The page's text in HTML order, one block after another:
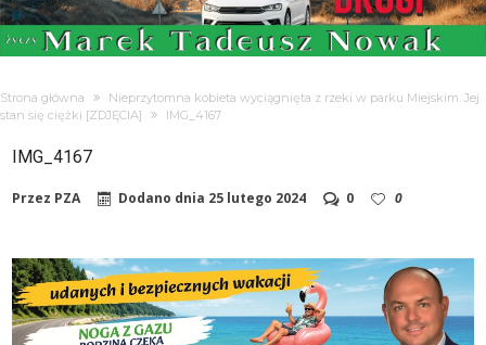
Strona główna
Nieprzytomna kobieta wyciągnięta z rzeki w parku Miejskim. Jej
stan się ciężki [ZDJĘCIA]
IMG_4167
IMG_4167
Przez PZA Dodano dnia 25 lutego 2024 0 0